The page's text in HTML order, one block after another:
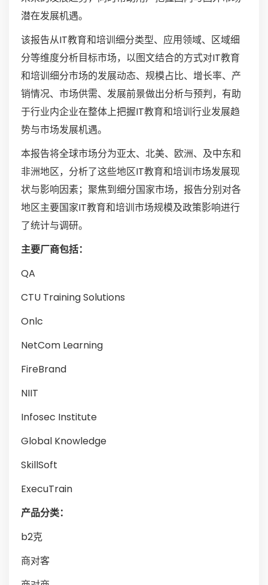
潜在发展机遇。
该报告从IT教育和培训细分类型、应用领域、区域细
分等维度分析目标市场，以图文结合的方式对IT教育
和培训细分市场的发展动态、规模占比、增长率、产
销情况、市场供需、发展前景做出分析与预判，有助
于行业内企业在整体上把握IT教育和培训行业发展趋
势与市场发展机遇。
本报告将全球市场分为亚太、北美、欧洲、及中东和
非洲地区，分析了这些地区IT教育和培训市场发展现
状与影响因素；聚焦到细分国家市场，报告分别对各
地区主要国家IT教育和培训市场规模及政策影响进行
了统计与调研。
主要厂商包括：
QA
CTU Training Solutions
Onlc
NetCom Learning
FireBrand
NIIT
Infosec Institute
Global Knowledge
SkillSoft
ExecuTrain
产品分类：
b2克
商对客